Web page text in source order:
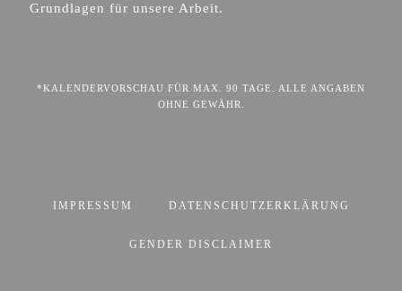
Grundlagen für unsere Arbeit.
*KALENDERVORSCHAU FÜR MAX. 90 TAGE. ALLE ANGABEN
OHNE GEWÄHR.
IMPRESSUM DATENSCHUTZERKLÄRUNG
GENDER DISCLAIMER